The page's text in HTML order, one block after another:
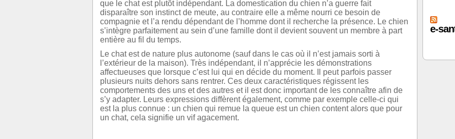
que le chat est plutôt indépendant. La domestication du chien n’a guerre fait
disparaître son instinct de meute, au contraire elle a même nourri ce besoin de
compagnie et l’a rendu dépendant de l’homme dont il recherche la présence. Le chien
s’intègre parfaitement au sein d’une famille dont il devient souvent un membre à part
entière au fil du temps.
Le chat est de nature plus autonome (sauf dans le cas où il n’est jamais sorti à
l’extérieur de la maison). Très indépendant, il n’apprécie les démonstrations
affectueuses que lorsque c’est lui qui en décide du moment. Il peut parfois passer
plusieurs nuits dehors sans rentrer. Ces deux caractéristiques régissent les
comportements des uns et des autres et il est donc important de les connaître afin de
s’y adapter. Leurs expressions diffèrent également, comme par exemple celle-ci qui
est la plus connue : un chien qui remue la queue est un chien content alors que pour
un chat, cela signifie un vif agacement.
e-